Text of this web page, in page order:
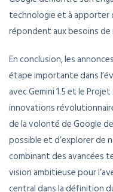
technologie et à
répondent aux besoins
En conclusion, les
étape importante dans
avec Gemini 1.5 et le
innovations
de la volonté de Google
possible et d’explorer de
combinant des avancées
vision ambitieuse pour
central dans la définition